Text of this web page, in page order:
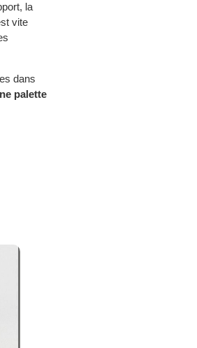
la
vite
dans
palette